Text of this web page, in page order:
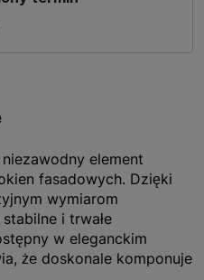
element
fasadowych. Dzięki
wymiarom
i trwałe
w eleganckim
że doskonale komponuje